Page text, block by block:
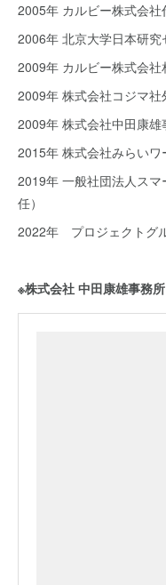
2005年 カルビー株式会
2006年 北京大学日本研究
2009年 カルビー株式会社
2009年 株式会社コジマ社
2009年 株式会社中田康雄
2015年 株式会社みらいワ
2019年 一般社団法人ス
任）
2022年 プロジェクトグ
※株式会社 中田康雄事務